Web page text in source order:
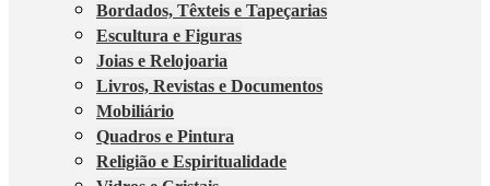
Bordados, Têxteis e Tapeçarias
Escultura e Figuras
Joias e Relojoaria
Livros, Revistas e Documentos
Mobiliário
Quadros e Pintura
Religião e Espiritualidade